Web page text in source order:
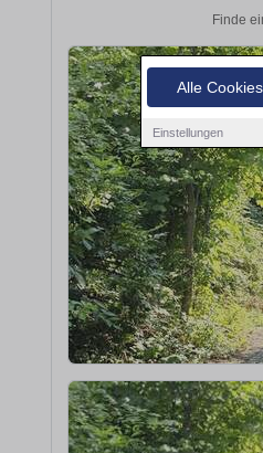
Alle
Einstellungen
Finde